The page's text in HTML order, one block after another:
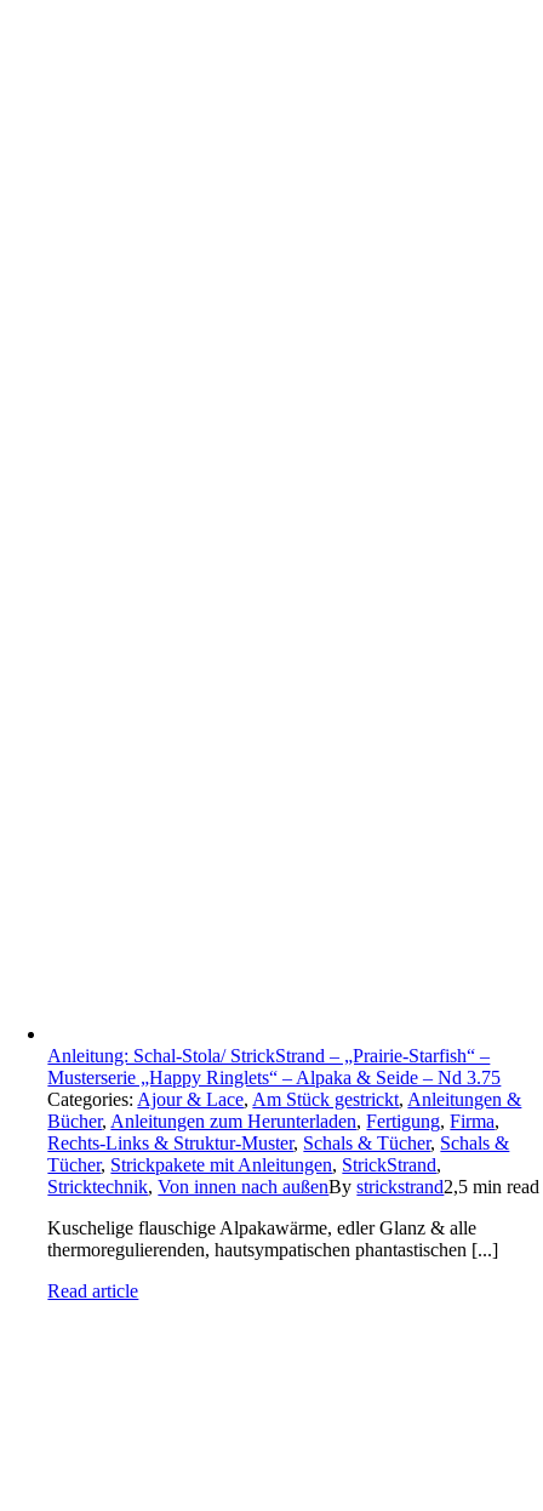
Anleitung: Schal-Stola/ StrickStrand – „Prairie-Starfish“ –
Musterserie „Happy Ringlets“ – Alpaka & Seide – Nd 3.75
Categories: Ajour & Lace, Am Stück gestrickt, Anleitungen &
Bücher, Anleitungen zum Herunterladen,Fertigung,Firma,
Rechts-Links & Struktur-Muster, Schals & Tücher, Schals &
Tücher, Strickpakete mit Anleitungen, StrickStrand,
Stricktechnik,Von innen nach außenBystrickstrand2,5 min read
Kuschelige flauschige Alpakawärme, edler Glanz & alle
thermoregulierenden, hautsympatischen phantastischen [...]
Read article